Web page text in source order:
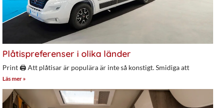
Plåtispreferenser i olika länder
Print 🖨 Att plåtisar är populära är inte så konstigt. Smidiga att
Läs mer »